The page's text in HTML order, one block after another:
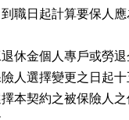
職日起計算要保人
休金個人專戶或勞
人選擇變更之日起
本契約之被保險人